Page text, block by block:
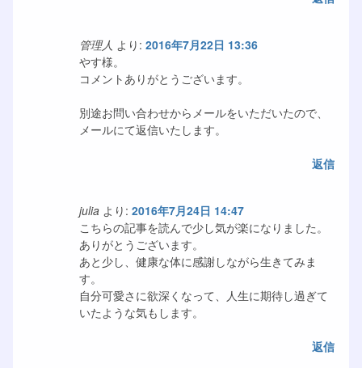
管理人 より: 2016年7月22日 13:36
やす様。
コメントありがとうございます。
別途お問い合わせからメールをいただいたので、
メールにて返信いたします。
返信
julia より: 2016年7月24日 14:47
こちらの記事を読んで少し気が楽になりました。
ありがとうございます。
あと少し、健康な体に感謝しながら生きてみま
す。
自分可愛さに欲深くなって、人生に期待し過ぎて
いたような気もします。
返信